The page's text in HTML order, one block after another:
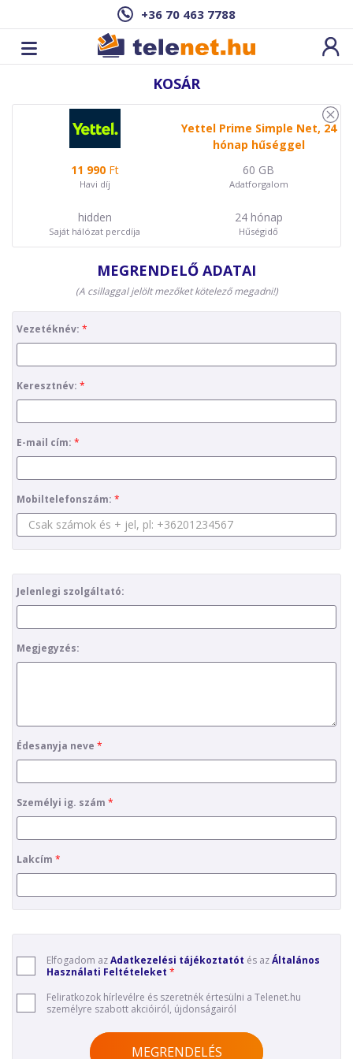
+36 70 463 7788
KOSÁR
Yettel Prime Simple Net, 24
hónap hűséggel
11 990 Ft
Havi díj
60 GB
Adatforgalom
hidden
Saját hálózat percdíja
24 hónap
Hűségidő
MEGRENDELŐ ADATAI
(A csillaggal jelölt mezőket kötelező megadni!)
Vezetéknév:
Keresztnév:
E-mail cím:
Mobiltelefonszám:
Jelenlegi szolgáltató:
Megjegyzés:
Édesanyja neve
Személyi ig. szám
Lakcím
Elfogadom azAdatkezelési tájékoztatót és azÁltalános
Használati Feltételeket
Feliratkozok hírlevélre és szeretnék értesülni a Telenet.hu
személyre szabott akcióiról, újdonságairól
MEGRENDELÉS